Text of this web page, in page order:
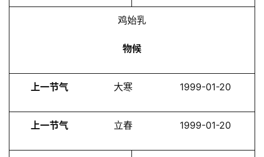
鸡始乳
物候
上一节气 大寒 1999-01-20
上一节气 立春 1999-01-20